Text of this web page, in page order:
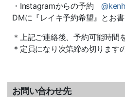
・Instagramからの予約
DMに『レイキ予約希望』とお書
＊上記ご連絡後、予約可能時間
＊定員になり次第締め切ります
お問い合わせ先